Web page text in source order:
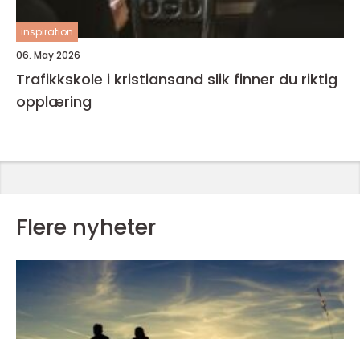
inspiration
06. May 2026
Trafikkskole i kristiansand slik finner du riktig
opplæring
Flere nyheter